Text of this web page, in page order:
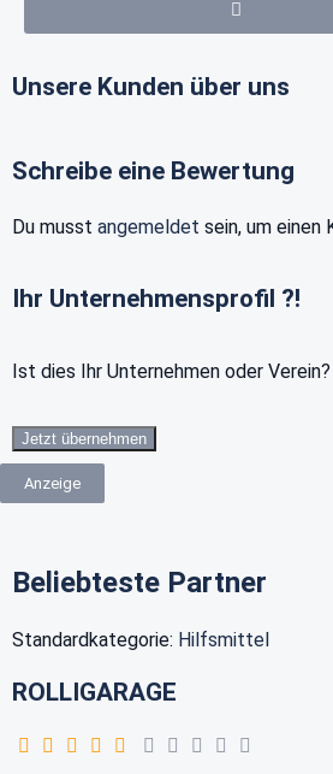
Unsere Kunden über uns
Schreibe eine Bewertung
Du musst angemeldet sein, um einen
Ihr Unternehmensprofil ?!
Ist dies Ihr Unternehmen oder
Jetzt übernehmen
Anzeige
Beliebteste Partner
Standardkategorie: Hilfsmittel
ROLLIGARAGE